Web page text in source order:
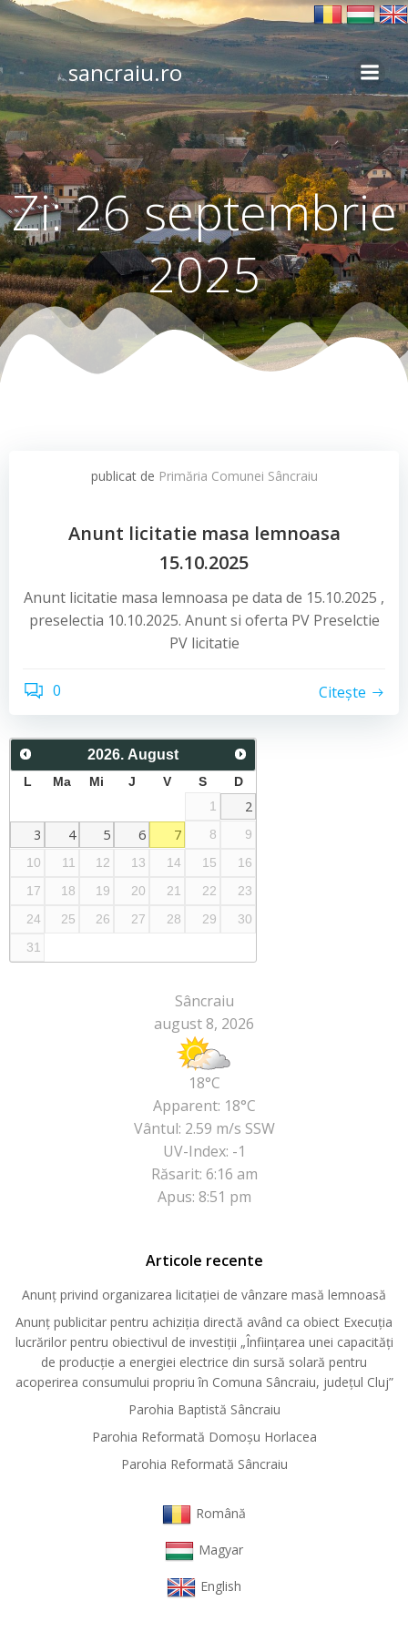
Skip
to
content
sancraiu.ro
Zi:26 septembrie
2025
publicat de Primăria Comunei Sâncraiu
Anunt licitatie masa lemnoasa
15.10.2025
Anunt licitatie masa lemnoasa pe data de 15.10.2025 ,
preselectia 10.10.2025. Anunt si oferta PV Preselctie
PV licitatie
0 Citește
2026. August
L Ma Mi J V S
D
1
2
3
4 5 6 7 8
9
10
11 12 13 14 15
16
17
18 19 20 21 22
23
24
25 26 27 28 29
30
31
Sâncraiu
august 8, 2026
18°C
Apparent: 18°C
Vântul: 2.59 m/s SSW
UV-Index: -1
Răsarit: 6:16 am
Apus: 8:51 pm
Articole recente
Anunț privind organizarea licitației de vânzare masă lemnoasă
Anunț publicitar pentru achiziția directă având ca obiect Execuția
lucrărilor pentru obiectivul de investiții „Înființarea unei capacități
de producție a energiei electrice din sursă solară pentru
acoperirea consumului propriu în Comuna Sâncraiu, județul Cluj”
Parohia Baptistă Sâncraiu
Parohia Reformată Domoşu Horlacea
Parohia Reformată Sâncraiu
Română
Magyar
English